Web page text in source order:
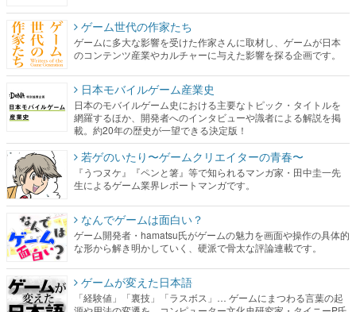
ゲーム世代の作家たち
ゲームに多大な影響を受けた作家さんに取材し、ゲームが日本
のコンテンツ産業やカルチャーに与えた影響を探る企画です。
日本モバイルゲーム産業史
日本のモバイルゲーム史における主要なトピック・タイトルを
網羅するほか、開発者へのインタビューや識者による解説を掲
載。約20年の歴史が一望できる決定版！
若ゲのいたり〜ゲームクリエイターの青春〜
『うつヌケ』『ペンと箸』等で知られるマンガ家・田中圭一先
生によるゲーム業界レポートマンガです。
なんでゲームは面白い？
ゲーム開発者・hamatsu氏がゲームの魅力を画面や操作の具体的
な形から解き明かしていく、硬派で骨太な評論連載です。
ゲームが変えた日本語
「経験値」「裏技」「ラスボス」… ゲームにまつわる言葉の起